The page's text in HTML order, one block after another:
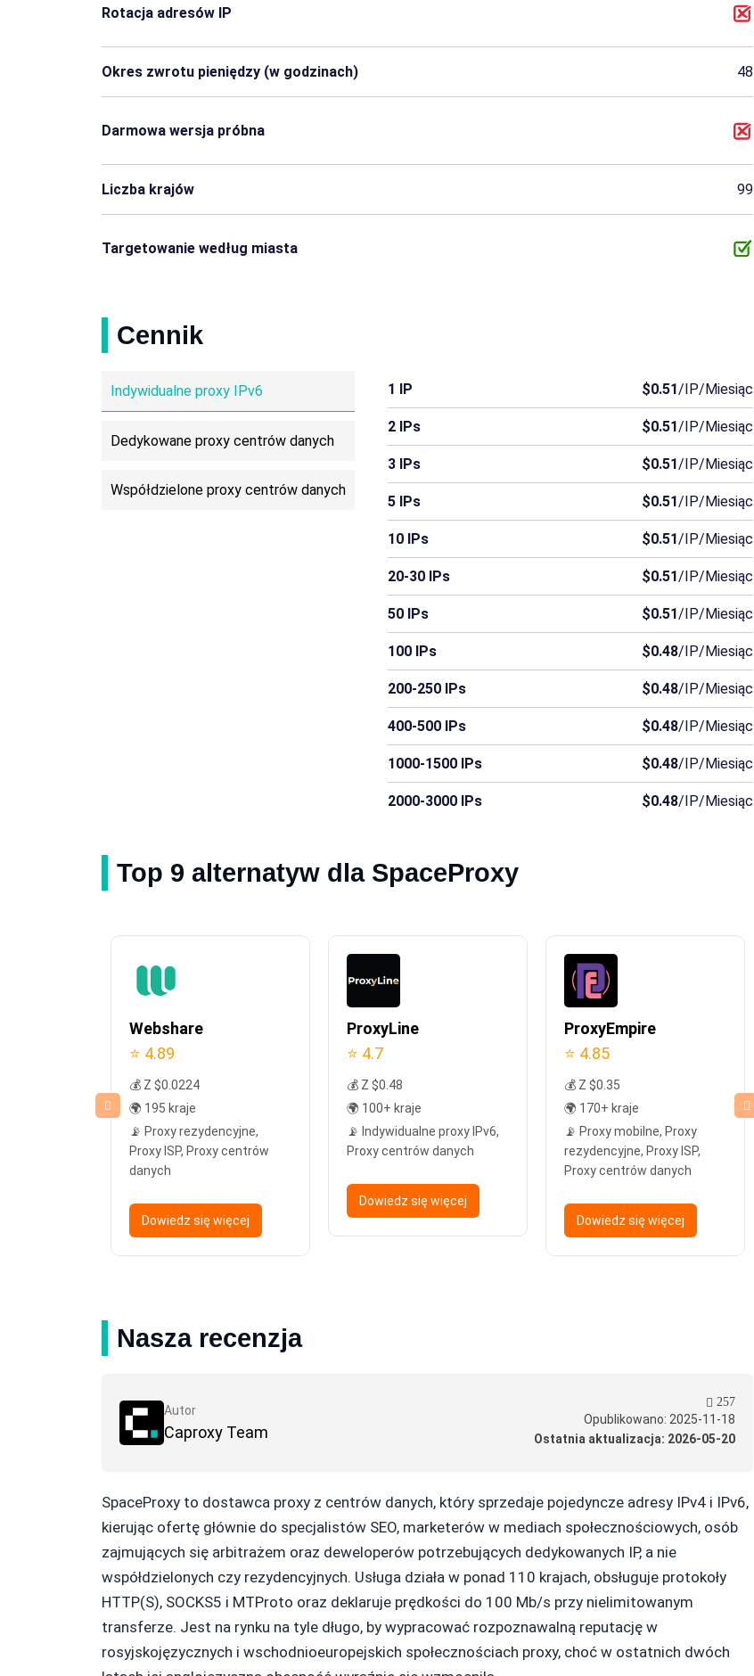
Rotacja adresów IP
Okres zwrotu pieniędzy (w godzinach) 48
Darmowa wersja próbna
Liczba krajów 99
Targetowanie według miasta
Cennik
Indywidualne proxy IPv6
Dedykowane proxy centrów danych
Współdzielone proxy centrów danych
1 IP $0.51/IP/Miesiąc
2 IPs $0.51/IP/Miesiąc
3 IPs $0.51/IP/Miesiąc
5 IPs $0.51/IP/Miesiąc
10 IPs $0.51/IP/Miesiąc
20-30 IPs $0.51/IP/Miesiąc
50 IPs $0.51/IP/Miesiąc
100 IPs $0.48/IP/Miesiąc
200-250 IPs $0.48/IP/Miesiąc
400-500 IPs $0.48/IP/Miesiąc
1000-1500 IPs $0.48/IP/Miesiąc
2000-3000 IPs $0.48/IP/Miesiąc
Top 9 alternatyw dla SpaceProxy
Webshare
⭐ 4.89
💰 Z $0.0224
🌍 195 kraje
📡 Proxy rezydencyjne,
Proxy ISP, Proxy centrów
danych
Dowiedz się więcej
ProxyLine
⭐ 4.7
💰 Z $0.48
🌍 100+ kraje
📡 Indywidualne proxy IPv6,
Proxy centrów danych
Dowiedz się więcej
ProxyEmpire
⭐ 4.85
💰 Z $0.35
🌍 170+ kraje
📡 Proxy mobilne, Proxy
rezydencyjne, Proxy ISP,
Proxy centrów danych
Dowiedz się więcej
Nasza recenzja
Autor
Caproxy Team
Opublikowano: 2025-11-18
Ostatnia aktualizacja: 2026-05-20
257
SpaceProxy to dostawca proxy z centrów danych, który sprzedaje pojedyncze adresy IPv4 i IPv6,
kierując ofertę głównie do specjalistów SEO, marketerów w mediach społecznościowych, osób
zajmujących się arbitrażem oraz deweloperów potrzebujących dedykowanych IP, a nie
współdzielonych czy rezydencyjnych. Usługa działa w ponad 110 krajach, obsługuje protokoły
HTTP(S), SOCKS5 i MTProto oraz deklaruje prędkości do 100 Mb/s przy nielimitowanym
transferze. Jest na rynku na tyle długo, by wypracować rozpoznawalną reputację w
rosyjskojęzycznych i wschodnioeuropejskich społecznościach proxy, choć w ostatnich dwóch